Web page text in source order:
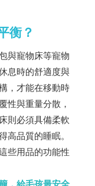
衡？
與寵物床等寵物
息時的舒適度與
，才能在移動時
性與重量分散，
則必須具備柔軟
高品質的睡眠。
些用品的功能性